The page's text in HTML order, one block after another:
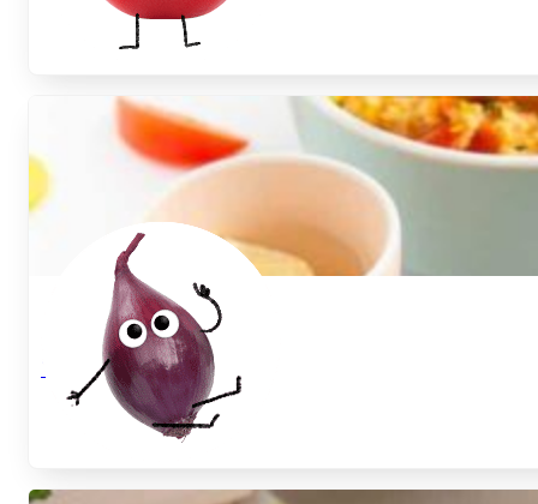
Tomatenrisotto Rezept